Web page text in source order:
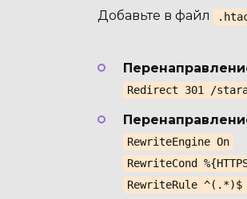
Добавьте в файл
Redirect 301 /
RewriteEngine On
RewriteCond
RewriteRule ^(.*)$